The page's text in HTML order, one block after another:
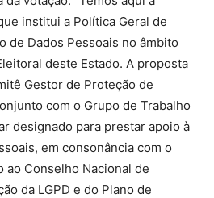
institui a Política Geral de
de Dados Pessoais no âmbito
deste Estado. A proposta
Gestor de Proteção de
com o Grupo de Trabalho
designado para prestar apoio à
em consonância com o
ao Conselho Nacional de
da LGPD e do Plano de